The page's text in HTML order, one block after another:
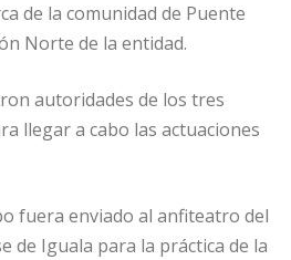
de la comunidad de Puente
Norte de la entidad.
autoridades de los tres
llegar a cabo las actuaciones
fuera enviado al anfiteatro del
de Iguala para la práctica de la